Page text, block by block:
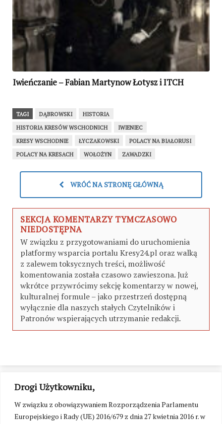
Drogi Użytkowniku,
W związku z obowiązywaniem Rozporządzenia Parlamentu
Europejskiego i Rady (UE) 2016/679 z dnia 27 kwietnia 2016 r. w
Iwieńczanie – Fabian Martynow Łotysz i ITCH
TAGI DĄBROWSKI
HISTORIA
HISTORIA KRESÓW WSCHODNICH
IWIENIEC
KRESY WSCHODNIE
ŁYCZAKOWSKI
POLACY NA BIAŁORUSI
POLACY NA KRESACH
WOŁOŻYN ZAWADZKI
WRÓĆ NA STRONĘ GŁÓWNĄ
SEKCJA KOMENTARZY TYMCZASOWO
NIEDOSTĘPNA
W związku z przygotowaniami do uruchomienia
platformy wsparcia portalu Kresy24.pl oraz walką
z zalewem toksycznych treści, możliwość
komentowania została czasowo zawieszona. Już
wkrótce przywrócimy sekcję komentarzy w nowej,
kulturalnej formule – jako przestrzeń dostępną
wyłącznie dla naszych stałych Czytelników i
Patronów wspierających utrzymanie redakcji.